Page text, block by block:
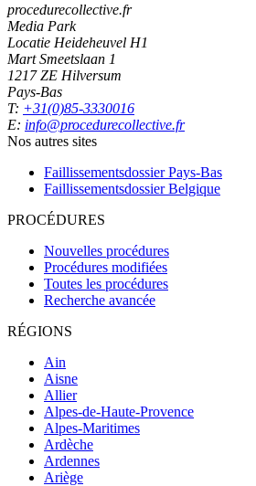
procedurecollective.fr
Media Park
Locatie Heideheuvel H1
Mart Smeetslaan 1
1217 ZE Hilversum
Pays-Bas
T: +31(0)85-3330016
E: info@procedurecollective.fr
Nos autres sites
Faillissementsdossier Pays-Bas
Faillissementsdossier Belgique
PROCÉDURES
Nouvelles procédures
Procédures modifiées
Toutes les procédures
Recherche avancée
RÉGIONS
Ain
Aisne
Allier
Alpes-de-Haute-Provence
Alpes-Maritimes
Ardèche
Ardennes
Ariège